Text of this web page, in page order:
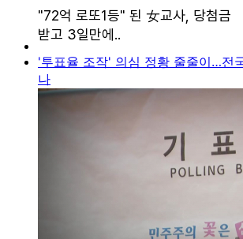
'투표율 조작' 의심 정황 줄줄이…전
나